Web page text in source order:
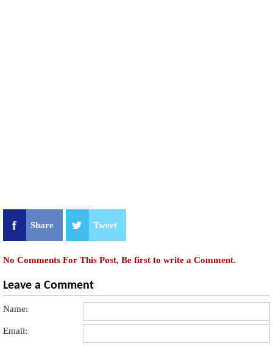
Share Tweet
No Comments For This Post, Be first to write a Comment.
Leave a Comment
Name:
Email: